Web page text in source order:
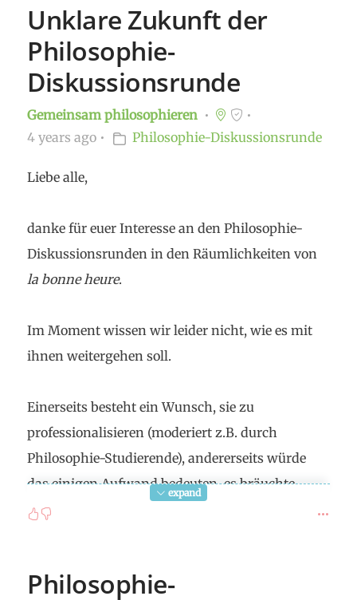
Unklare Zukunft der
Philosophie-
Diskussionsrunde
Gemeinsam philosophieren
4 years ago
Philosophie-Diskussionsrunde
Liebe alle,
danke für euer Interesse an den Philosophie-
Diskussionsrunden in den Räumlichkeiten von
la bonne heure.
Im Moment wissen wir leider nicht, wie es mit
ihnen weitergehen soll.
Einerseits besteht ein Wunsch, sie zu
professionalisieren (moderiert z.B. durch
Philosophie-Studierende), andererseits würde
das einigen Aufwand bedeuten, es bräuchte
dann also gewissermassen eine Projektleitung
gesichterte Finanzierung vorhanden.
expand
Philosophie-